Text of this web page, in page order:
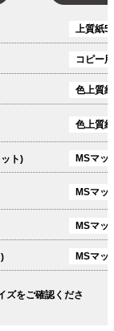
上質紙
コピー
色上質
色上質
ト) MSマッ
MSマッ
MSマッ
MSマッ
ズをご確認くださ